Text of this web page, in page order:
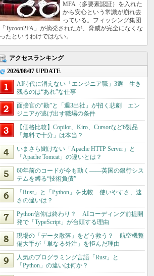
MFA（多要素認証）を入れた
から安心という常識が崩れ去
っている。フィッシング集団
「Tycoon2FA」が摘発されたが、脅威が完全になくな
ったというわけではない。
アクセスランキング
2026/08/07 UPDATE
AI時代に消えない「エンジニア職」3選 生き
残るのは“あれ”な仕事
面接官の“勘”と「週3出社」が招く悲劇 エン
ジニアが逃げ出す職場の条件
【価格比較】Copilot、Kiro、Cursorなど6製品
「無料で十分」は本当？
いまさら聞けない「Apache HTTP Server」と
「Apache Tomcat」の違いとは？
60年前のコードが今も動く――英国の銀行シス
テムを縛る“技術負債”
「Rust」と「Python」を比較 使いやすさ、速
さの違いは？
Python信仰は終わり？ AIコーディング前提開
発で「TypeScript」が台頭する理由
現場の「データ散落」をどう救う？ 航空機整
備大手が「単なる外注」を拒んだ理由
人気のプログラミング言語「Rust」と
「Python」の違いは何か？